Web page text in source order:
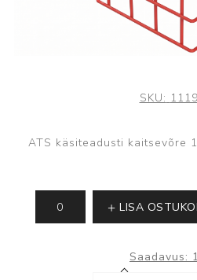
SKU:
ATS käsiteadusti kaitsevõre
LISA
Saadavus: